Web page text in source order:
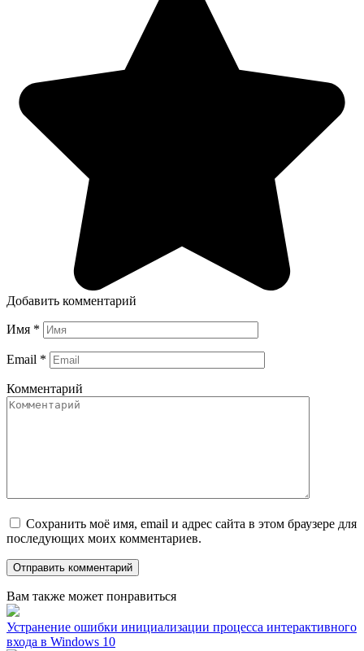
Добавить комментарий
Имя *
Email *
Комментарий
Сохранить моё имя, email и адрес сайта в этом браузере для
последующих моих комментариев.
Вам также может понравиться
Устранение ошибки инициализации процесса интерактивного
входа в Windows 10